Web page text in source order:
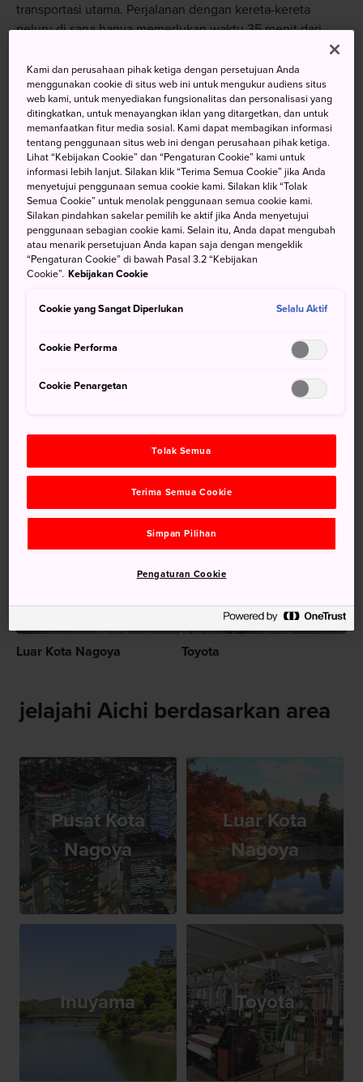
transportasi utama. Perjalanan dengan kereta-kereta
peluru di sana hanya memerlukan waktu 35 menit dari
Kyoto dan 50 menit dari Osaka, dan satu jam 40 menit dari
Tokyo. Aichi memiliki dua bandara, dengan Bandara
Nagoya sebagian besar menangani penerbangan
domestik, dan Centrair untuk perjalanan internasional.
tampilkan detail selengkapnya
jangan lewatkan
Sayap ayam goreng, saus hatcho miso, bahan
lainnya.
memiliki lereng sepanjang dua kilometer
Perayaan Tahun Baru yang semarak dan meriah
di Osu Kannon
Disarankan untuk Anda
Luar Kota Nagoya Toyota
jelajahi Aichi berdasarkan area
Pusat Kota
Nagoya
Luar Kota
Nagoya
Inuyama Toyota
Kami dan perusahaan pihak ketiga dengan persetujuan Anda
menggunakan cookie di situs web ini untuk mengukur audiens situs
web kami, untuk menyediakan fungsionalitas dan personalisasi yang
ditingkatkan, untuk menayangkan iklan yang ditargetkan, dan untuk
memanfaatkan fitur media sosial. Kami dapat membagikan informasi
tentang penggunaan situs web ini dengan perusahaan pihak ketiga.
Lihat “Kebijakan Cookie” dan “Pengaturan Cookie” kami untuk
informasi lebih lanjut. Silakan klik “Terima Semua Cookie” jika Anda
menyetujui penggunaan semua cookie kami. Silakan klik “Tolak
Semua Cookie” untuk menolak penggunaan semua cookie kami.
Silakan pindahkan sakelar pemilih ke aktif jika Anda menyetujui
penggunaan sebagian cookie kami. Selain itu, Anda dapat mengubah
atau menarik persetujuan Anda kapan saja dengan mengeklik
“Pengaturan Cookie” di bawah Pasal 3.2 “Kebijakan
Cookie”. Kebijakan Cookie
Cookie yang Sangat Diperlukan Selalu Aktif
Cookie Performa
Cookie Penargetan
Tolak Semua
Terima Semua Cookie
Simpan Pilihan
Pengaturan Cookie